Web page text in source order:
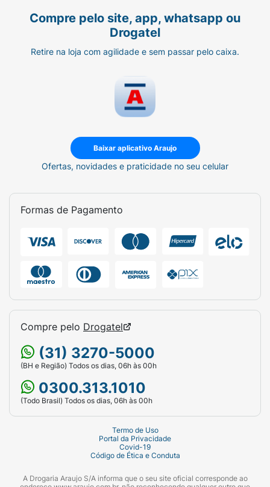
A Ruffles Original é extremamente versátil!
Experimente acompanhá-la com molhos
caseiros, como maionese temperada ou
guacamole, ou sirva como acompanhamento
Ruffles (PepsiCo).
Original (Sal).
Linha:Mega Tubo (Leve Mais por Menos).
Embalagem:Tubo rígido com tampa.
Compre pelo site, app, whatsapp ou
Drogatel
Retire na loja com agilidade e sem passar pelo caixa.
Baixar aplicativo Araujo
Ofertas, novidades e praticidade no seu celular
Formas de Pagamento
Compre pelo Drogatel
(31) 3270-5000
(BH e Região) Todos os dias, 06h às 00h
0300.313.1010
(Todo Brasil) Todos os dias, 06h às 00h
Termo de Uso
Portal da Privacidade
Covid-19
Código de Ética e Conduta
A Drogaria Araujo S/A informa que o seu site oficial corresponde ao